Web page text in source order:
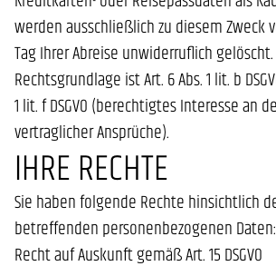
werden ausschließlich zu diesem Zweck
Tag Ihrer Abreise unwiderruflich gelöscht.
Rechtsgrundlage ist Art. 6 Abs. 1 lit. b
1 lit. f DSGVO (berechtigtes Interesse an
vertraglicher Ansprüche).
IHRE RECHTE
Sie haben folgende Rechte hinsichtlich
betreffenden personenbezogenen Daten:
Recht auf Auskunft gemäß Art. 15 DSGVO